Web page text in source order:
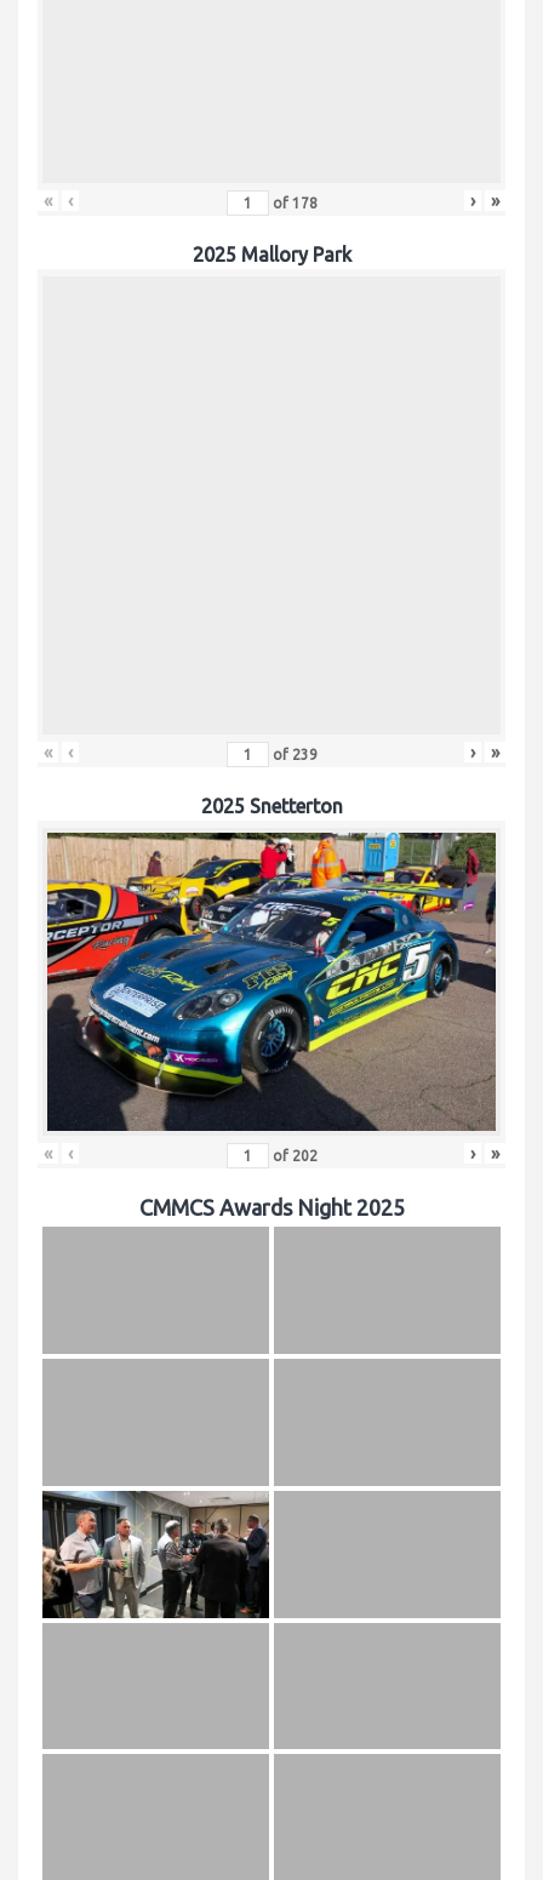
« ‹ of 178 › »
2025 Mallory Park
« ‹ of 239 › »
2025 Snetterton
« ‹ of 202 › »
CMMCS Awards Night 2025